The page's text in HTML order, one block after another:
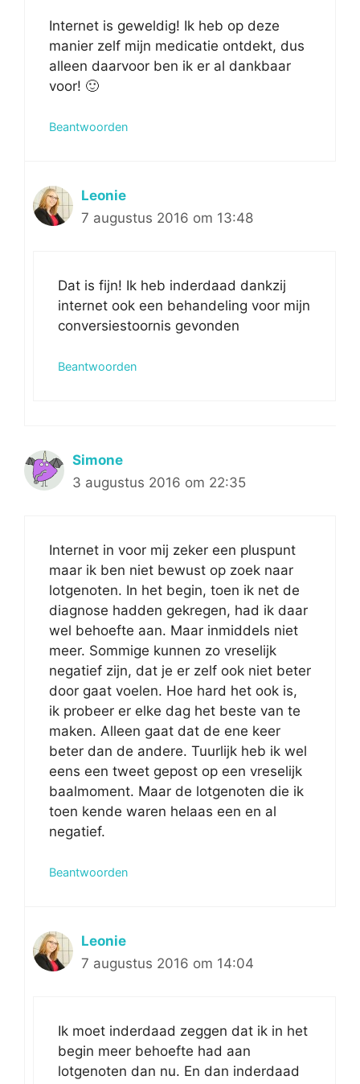
Internet is geweldig! Ik heb op deze
manier zelf mijn medicatie ontdekt, dus
alleen daarvoor ben ik er al dankbaar
voor! 🙂
Beantwoorden
Leonie
7 augustus 2016 om 13:48
Dat is fijn! Ik heb inderdaad dankzij
internet ook een behandeling voor mijn
conversiestoornis gevonden
Beantwoorden
Simone
3 augustus 2016 om 22:35
Internet in voor mij zeker een pluspunt
maar ik ben niet bewust op zoek naar
lotgenoten. In het begin, toen ik net de
diagnose hadden gekregen, had ik daar
wel behoefte aan. Maar inmiddels niet
meer. Sommige kunnen zo vreselijk
negatief zijn, dat je er zelf ook niet beter
door gaat voelen. Hoe hard het ook is,
ik probeer er elke dag het beste van te
maken. Alleen gaat dat de ene keer
beter dan de andere. Tuurlijk heb ik wel
eens een tweet gepost op een vreselijk
baalmoment. Maar de lotgenoten die ik
toen kende waren helaas een en al
negatief.
Beantwoorden
Leonie
7 augustus 2016 om 14:04
Ik moet inderdaad zeggen dat ik in het
begin meer behoefte had aan
lotgenoten dan nu. En dan inderdaad